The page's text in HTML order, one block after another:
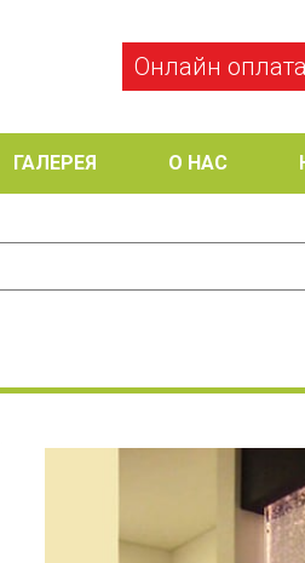
Онлайн оплата
ГАЛЕРЕЯ О НАС